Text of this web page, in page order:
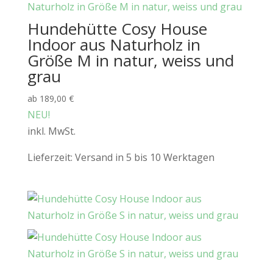
Hundehütte Cosy House
Indoor aus Naturholz in
Größe M in natur, weiss und
grau
ab 189,00 €
NEU!
inkl. MwSt.
Lieferzeit: Versand in 5 bis 10 Werktagen